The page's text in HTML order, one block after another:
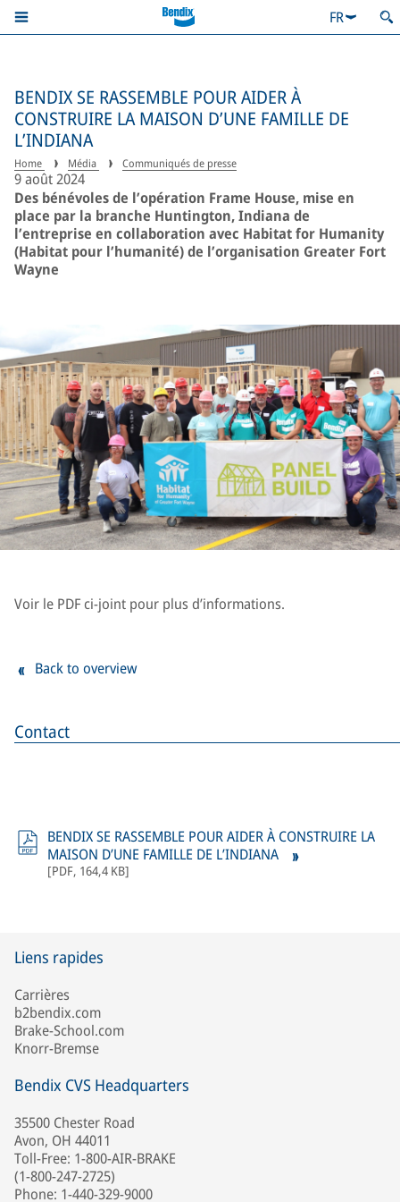
FR
BENDIX SE RASSEMBLE POUR AIDER À
CONSTRUIRE LA MAISON D’UNE FAMILLE DE
L’INDIANA
Home Média Communiqués de presse
9 août 2024
Des bénévoles de l’opération Frame House, mise en
place par la branche Huntington, Indiana de
l’entreprise en collaboration avec Habitat for Humanity
(Habitat pour l’humanité) de l’organisation Greater Fort
Wayne
Contact
Voir le PDF ci-joint pour plus d’informations.
BENDIX SE RASSEMBLE POUR AIDER À CONSTRUIRE LA
MAISON D’UNE FAMILLE DE L’INDIANA
[PDF, 164,4 KB]
Back to overview
Liens rapides
Carrières
b2bendix.com
Brake-School.com
Knorr-Bremse
Bendix CVS Headquarters
35500 Chester Road
Avon, OH 44011
Toll-Free: 1-800-AIR-BRAKE
(1-800-247-2725)
Phone: 1-440-329-9000